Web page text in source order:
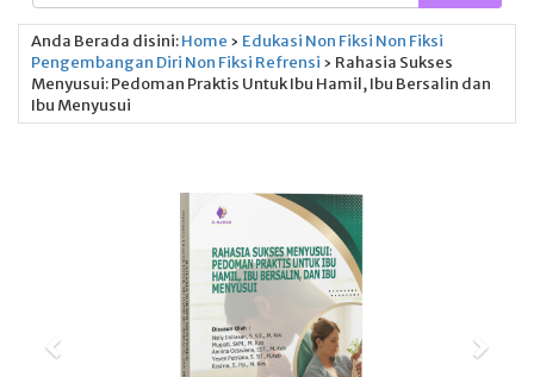
Anda Berada disini:Home › Edukasi Non Fiksi Non Fiksi
Pengembangan Diri Non Fiksi Refrensi › Rahasia Sukses
Menyusui: Pedoman Praktis Untuk Ibu Hamil, Ibu Bersalin dan
Ibu Menyusui